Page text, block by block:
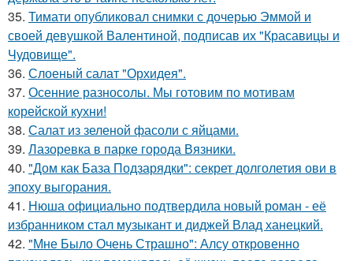
35. Тимати опубликовал снимки с дочерью Эммой и
своей девушкой Валентиной, подписав их "Красавицы и
Чудовище".
36. Слоеный салат "Орхидея".
37. Осенние разносолы. Мы готовим по мотивам
корейской кухни!
38. Салат из зеленой фасоли с яйцами.
39. Лазоревка в парке города Вязники.
40. "Дом как База Подзарядки": секрет долголетия ови в
эпоху выгорания.
41. Нюша официально подтвердила новый роман - её
избранником стал музыкант и диджей Влад ханецкий.
42. "Мне Было Очень Страшно": Алсу откровенно